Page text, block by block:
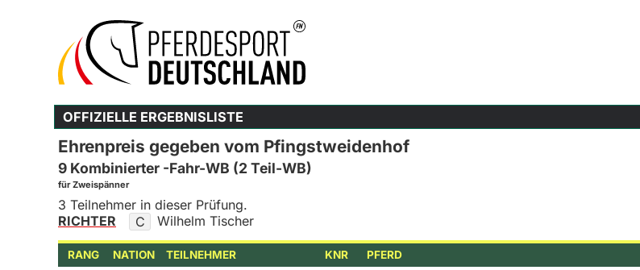
OFFIZIELLE ERGEBNISLISTE
Ehrenpreis gegeben vom Pfingstweidenhof
9 Kombinierter -Fahr-WB (2 Teil-WB)
für Zweispänner
3 Teilnehmer in dieser Prüfung.
RICHTER
C Wilhelm Tischer
RANG NATION TEILNEHMER KNR PFERD